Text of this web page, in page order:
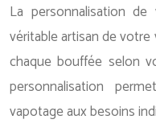
La personnalisation
véritable artisan de
chaque bouffée selon
personnalisation
vapotage aux besoins